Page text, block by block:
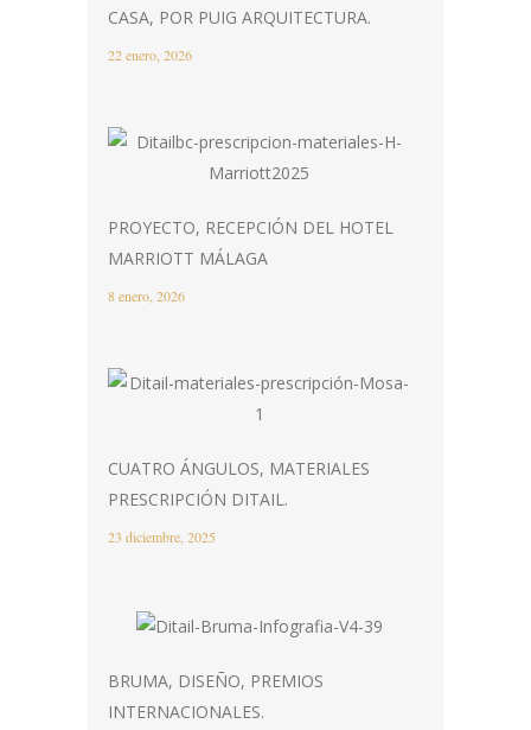
CASA, POR PUIG ARQUITECTURA.
22 enero, 2026
PROYECTO, RECEPCIÓN DEL HOTEL
MARRIOTT MÁLAGA
8 enero, 2026
CUATRO ÁNGULOS, MATERIALES
PRESCRIPCIÓN DITAIL.
23 diciembre, 2025
BRUMA, DISEÑO, PREMIOS
INTERNACIONALES.